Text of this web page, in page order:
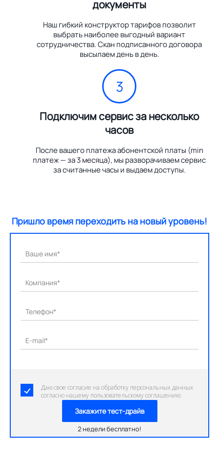
документы
Наш гибкий конструктор тарифов позволит
выбрать наиболее выгодный вариант
сотрудничества. Скан подписанного договора
высылаем день в день.
3
Подключим сервис за несколько
часов
После вашего платежа абонентской платы (min
платеж — за 3 месяца), мы разворачиваем сервис
за считанные часы и выдаем доступы.
Пришло время переходить на новый уровень!
Ваше имя*
Компания*
Телефон*
E-mail*
Даю свое согласие на обработку персональных данных
согласно нашему пользовательскому соглашению.
Закажите тест-драйв
2 недели бесплатно!